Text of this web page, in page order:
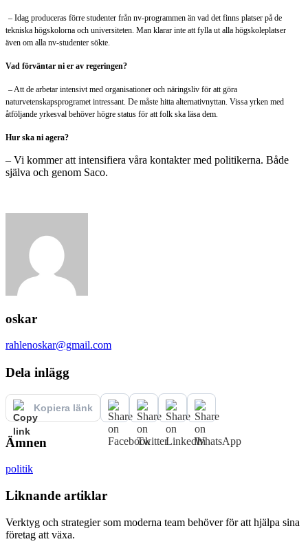
– Idag produceras förre studenter från nv-programmen än vad det finns platser på de
tekniska högskolorna och universiteten. Man klarar inte att fylla ut alla högskoleplatser
även om alla nv-studenter sökte.
Vad förväntar ni er av regeringen?
– Att de arbetar intensivt med organisationer och näringsliv för att göra
naturvetenskapsprogramet intressant. De måste hitta alternativnyttan. Vissa yrken med
åtföljande yrkesval behöver högre status för att folk ska läsa dem.
Hur ska ni agera?
– Vi kommer att intensifiera våra kontakter med politikerna. Både
själva och genom Saco.
oskar
rahlenoskar@gmail.com
Dela inlägg
Kopiera länk
Ämnen
politik
Liknande artiklar
Verktyg och strategier som moderna team behöver för att hjälpa sina
företag att växa.